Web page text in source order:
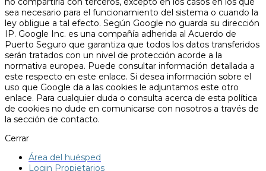
sea necesario para el funcionamiento del sistema o cuando la
ley obligue a tal efecto. Según Google no guarda su dirección
IP. Google Inc. es una compañía adherida al Acuerdo de
Puerto Seguro que garantiza que todos los datos transferidos
serán tratados con un nivel de protección acorde a la
normativa europea. Puede consultar información detallada a
este respecto en este enlace. Si desea información sobre el
uso que Google da a las cookies le adjuntamos este otro
enlace. Para cualquier duda o consulta acerca de esta política
de cookies no dude en comunicarse con nosotros a través de
la sección de contacto.
Cerrar
Área del huésped
Login Propietarios